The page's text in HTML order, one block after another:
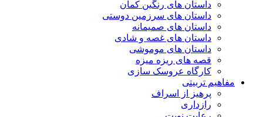
داستان های رنگین کمان
داستان های سرزمین دوستی
داستان های صمیمانه
داستان های غصه و شادی
داستان های موموشی
قصه های ریزه میزه
کارگاه عروسک سازی
مفاهیم تربیتی
پرهیز از اسراف
رازداری